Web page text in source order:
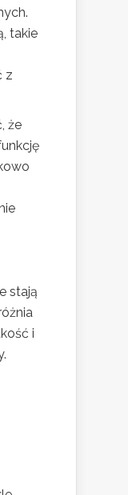
takie
z
że
stają
i